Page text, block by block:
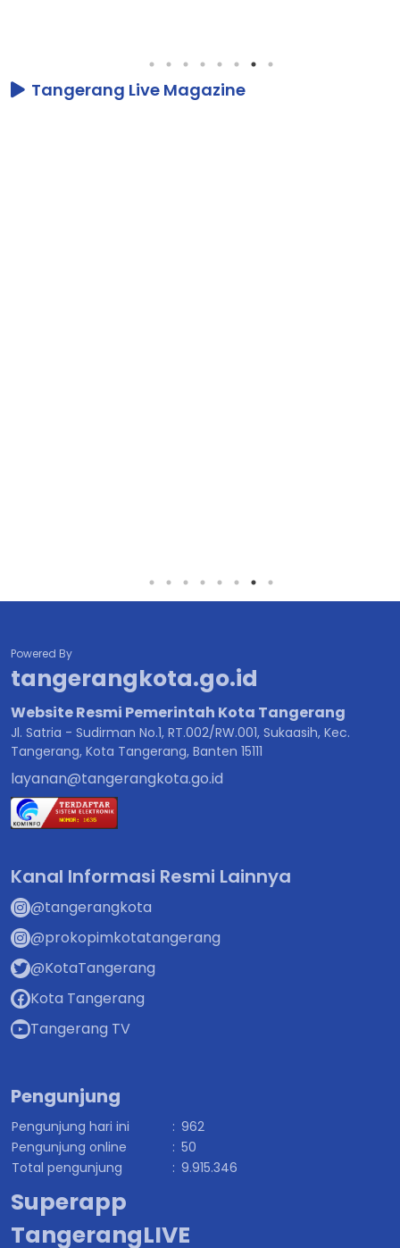
Tangerang Live Magazine
Powered By
tangerangkota.go.id
Website Resmi Pemerintah Kota Tangerang
Jl. Satria - Sudirman No.1, RT.002/RW.001, Sukaasih, Kec.
Tangerang, Kota Tangerang, Banten 15111
layanan@tangerangkota.go.id
Kanal Informasi Resmi Lainnya
@tangerangkota
@prokopimkotatangerang
@KotaTangerang
Kota Tangerang
Tangerang TV
Pengunjung
Pengunjung hari ini : 962
Pengunjung online
: 50
Total pengunjung
: 9.915.346
Superapp
TangerangLIVE